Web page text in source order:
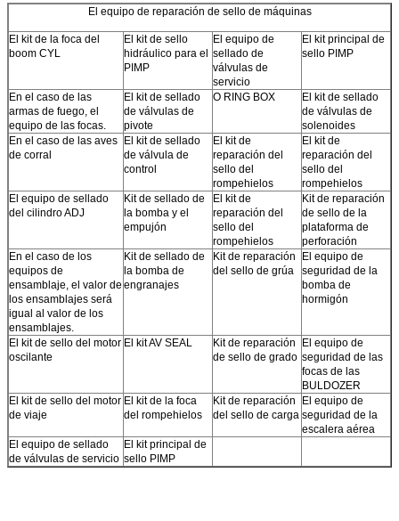
respecta a la protección de los datos personales.
combustibles fósiles.
El valor de las emisiones de CO2 de los combustibles fósiles y de los
combustibles fósiles de los combustibles fósiles y de los combustibles fósiles
se calculará en función de las emisiones de CO2 de los combustibles fósiles y
de los combustibles fósiles.
El valor de las emisiones de CO2 es el valor de las emisiones de CO2 de los
combustibles fósiles.
El uso de las sustancias enumeradas en el anexo I del Reglamento (CE) n.o
396/2005 debe tener en cuenta los requisitos de la presente Directiva.
El equipo de reparación de sello de máquinas
El kit de la foca del
boom CYL
El kit de sello
hidráulico para el
PIMP
El equipo de
sellado de
válvulas de
servicio
El kit principal de
sello PIMP
En el caso de las
armas de fuego, el
equipo de las focas.
El kit de sellado
de válvulas de
pivote
O RING BOX
El kit de sellado
de válvulas de
solenoides
En el caso de las aves
de corral
El kit de sellado
de válvula de
control
El kit de
reparación del
sello del
rompehielos
El kit de
reparación del
sello del
rompehielos
El equipo de sellado
del cilindro ADJ
Kit de sellado de
la bomba y el
empujón
El kit de
reparación del
sello del
rompehielos
Kit de reparación
de sello de la
plataforma de
perforación
En el caso de los
equipos de
ensamblaje, el valor de
los ensamblajes será
igual al valor de los
ensamblajes.
Kit de sellado de
la bomba de
engranajes
Kit de reparación
del sello de grúa
El equipo de
seguridad de la
bomba de
hormigón
El kit de sello del motor
oscilante
El kit AV SEAL
Kit de reparación
de sello de grado
El equipo de
seguridad de las
focas de las
BULDOZER
El kit de sello del motor
de viaje
El kit de la foca
del rompehielos
Kit de reparación
del sello de carga
El equipo de
seguridad de la
escalera aérea
El equipo de sellado
de válvulas de servicio
El kit principal de
sello PIMP